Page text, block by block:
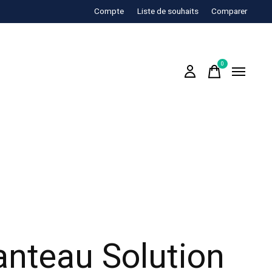
Compte Liste de souhaits Comparer
0items
Solution